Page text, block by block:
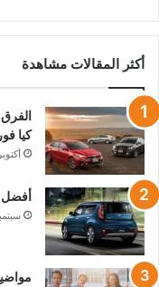
أكثر المقالات مشاهدة
كيا
أكتوبر 13, 2023
أفضل
سبتمبر 5,